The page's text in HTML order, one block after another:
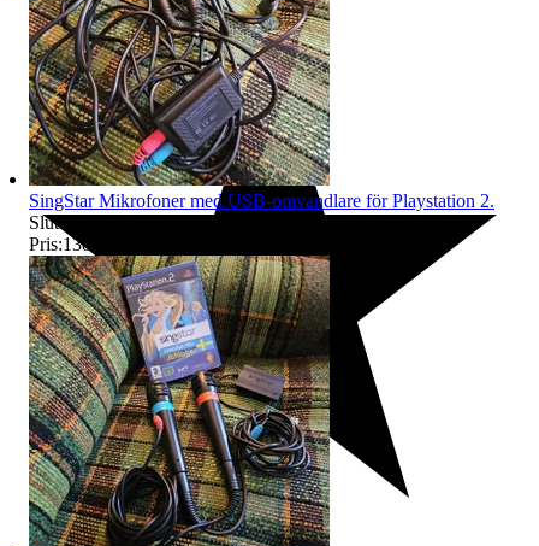
SingStar Mikrofoner med USB-omvandlare för Playstation 2.
Sluttid
Pris:138 kr